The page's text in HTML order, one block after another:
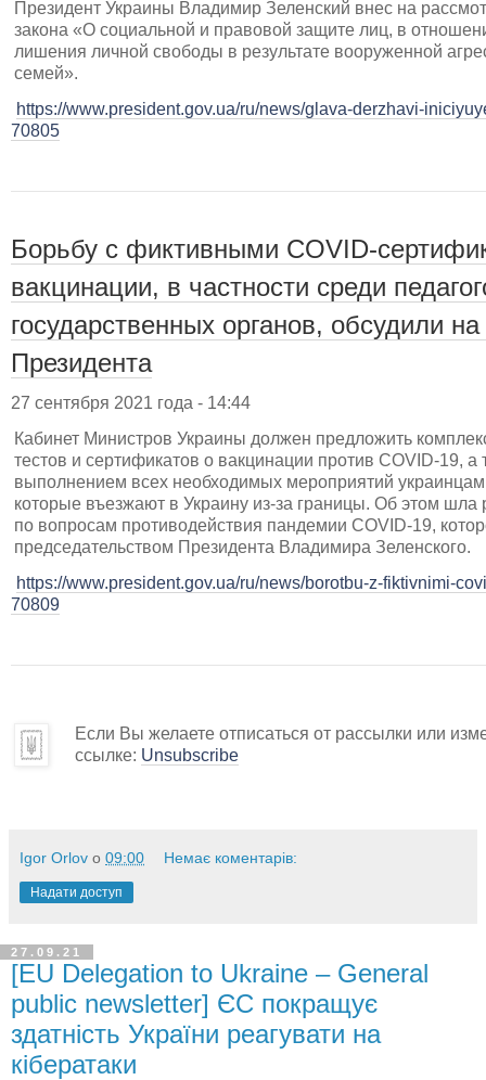
Президент Украины Владимир Зеленский внес на
закона «О социальной и правовой защите лиц, в
лишения личной свободы в результате вооруженной
семей».
https://www.president.gov.ua/ru/news/glava-derzhavi-
70805
Борьбу с фиктивными COVID-
вакцинации, в частности среди
государственных органов, обсудили
Президента
27 сентября 2021 года - 14:44
Кабинет Министров Украины должен предложить
тестов и сертификатов о вакцинации против COVID-19, а
выполнением всех необходимых мероприятий
которые въезжают в Украину из-за границы. Об этом шла
по вопросам противодействия пандемии COVID-19,
председательством Президента Владимира Зеленского.
https://www.president.gov.ua/ru/news/borotbu-z-fiktivnimi-
70809
Если Вы желаете отписаться от рассылки или
ссылке: Unsubscribe
Igor Orlov о 09:00 Немає коментарів:
Надати доступ
27.09.21
[EU Delegation to Ukraine – General
public newsletter] ЄС покращує
здатність України реагувати на
кібератаки